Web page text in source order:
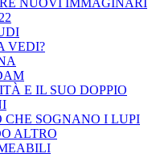
NUOVI IMMAGINARI
VEDI?
E IL SUO DOPPIO
CHE SOGNANO I LUPI
ALTRO